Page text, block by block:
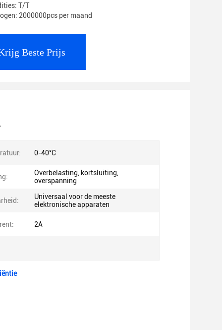
T/T
2000000pcs per maand
Beste Prijs
0-40°C
Overbelasting, kortsluiting,
overspanning
Universaal voor de meeste
elektronische apparaten
2A